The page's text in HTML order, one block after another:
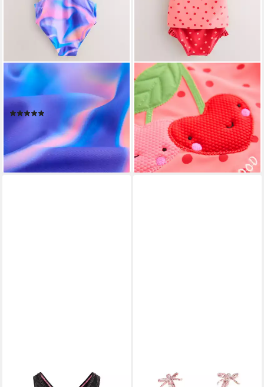
NEXT
Badeanzug Cutout-Badeanzug
(1-St)
lieferbar - in 2-3 Werktagen bei dir
NEXT
Badeanzug Kurzärmeliges
Sonnenschutz-Set mit
Rüschen (2-St)
ab 27,00 €
lieferbar - in 2-3 Werktagen bei dir